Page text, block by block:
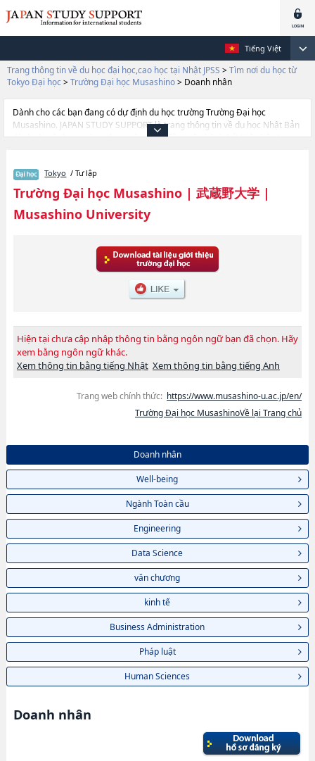
Tiếng Việt
Trang thông tin về du học đại học,cao học tại Nhật JPSS > Tìm nơi du học từ
Tokyo Đại học > Trường Đại học Musashino> Doanh nhân
Dành cho các bạn đang có dự định du học trường Trường Đại học
Musashino. JAPAN STUDY SUPPORT là trang thông tin về du học Nhật Bản
dành cho du học sinh nước ngoài, được đồng vận hành bởi Hiệp hội Asia
Toàn cầuhoặcNgành EngineeringhoặcNgành Data SciencehoặcNgành văn
chươnghoặcNgành kinh tếhoặcNgành Business AdministrationhoặcNgành
Pháp luậthoặcNgành Human Sciences của Trường Đại học Musashino
cũng như thông tin chi tiết về từng ngành học, nên nếu bạn đang tìm hiểu
học, cao học, trường đại học ngắn hạn, trường chuyên môn đang tiếp nhận
Tokyo / Tư lập
Trường Đại học Musashino| 武蔵野大学|
Musashino University
Hiện tại chưa cập nhập thông tin bằng ngôn ngữ bạn đã chọn. Hãy
xem bằng ngôn ngữ khác.
Xem thông tin bằng tiếng Nhật Xem thông tin bằng tiếng Anh
Trang web chính thức: https://www.musashino-u.ac.jp/en/
Trường Đại học MusashinoVề lại Trang chủ
Doanh nhân
Well-being
Ngành Toàn cầu
Engineering
Data Science
văn chương
kinh tế
Business Administration
Pháp luật
Human Sciences
Doanh nhân